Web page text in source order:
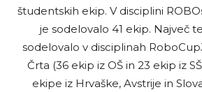
študentskih ekip. V disciplini
je sodelovalo 41 ekip. Največ
sodelovalo v disciplinah
Črta (36 ekip iz OŠ in 23 ekip iz
ekipe iz Hrvaške, Avstrije in